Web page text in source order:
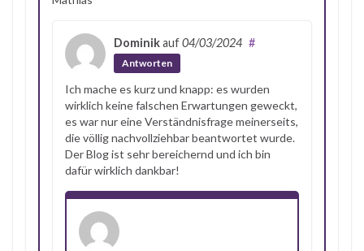
Dominikauf04/03/2024 #
Antworten
Ich mache es kurz und knapp: es wurden
wirklich keine falschen Erwartungen geweckt,
es war nur eine Verständnisfrage meinerseits,
die völlig nachvollziehbar beantwortet wurde.
Der Blog ist sehr bereichernd und ich bin
dafür wirklich dankbar!